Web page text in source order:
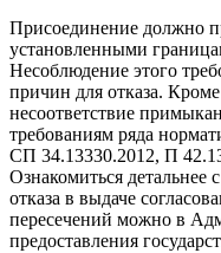
Присоединение должно
установленными
Несоблюдение этого
причин для отказа.
несоответствие
требованиям ряда
СП 34.13330.2012, П
Ознакомиться
отказа в выдаче
пересечений можно в
предоставления